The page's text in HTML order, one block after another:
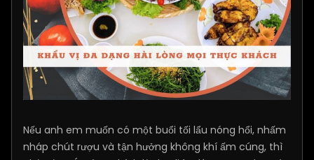
Nếu anh em muốn có một buổi tối lẩu nóng hổi, nhấm
nháp chút rượu và tận hưởng không khí ấm cúng, thì